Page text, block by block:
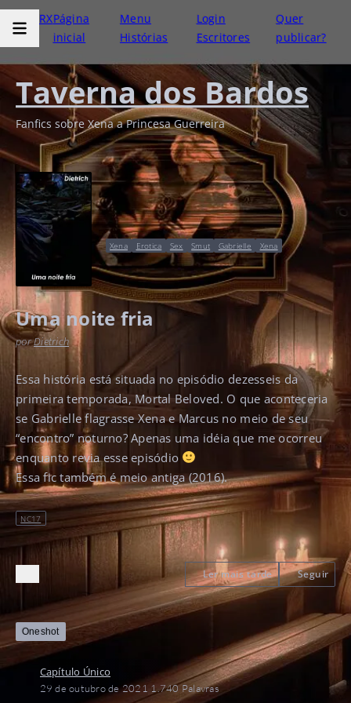
RXPágina
inicial
Menu
Histórias
Login
Escritores
Quer
publicar?
Taverna dos Bardos
Fanfics sobre Xena a Princesa Guerreira
Xena Erotica Sex Smut Gabrielle Xena
Uma noite fria
porDietrich
Essa história está situada no episódio dezesseis da
primeira temporada, Mortal Beloved. O que aconteceria
se Gabrielle flagrasse Xena e Marcus no meio de seu
“encontro” noturno? Apenas uma idéia que me ocorreu
enquanto revia esse episódio
Essa fic também é meio antiga (2016).
NC17
Ler mais tarde Seguir
Oneshot
Capítulo Único
29 de outubro de 2021 1.740 Palavras